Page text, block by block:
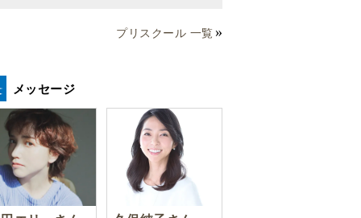
プリスクール 一覧
メッセージ